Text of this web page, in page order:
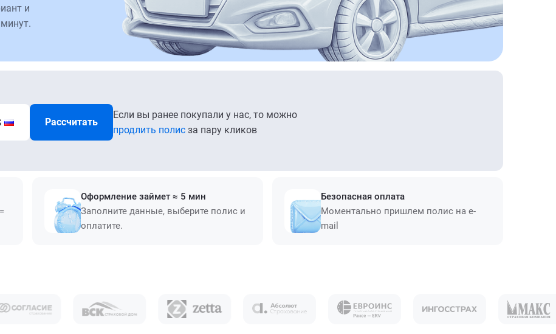
и
Рассчитать
Если вы ранее покупали у нас, то можно
продлить полис за пару кликов
Оформление займет ≈ 5 мин
Заполните данные, выберите полис и
оплатите.
Безопасная оплата
Моментально пришлем полис на e-
mail